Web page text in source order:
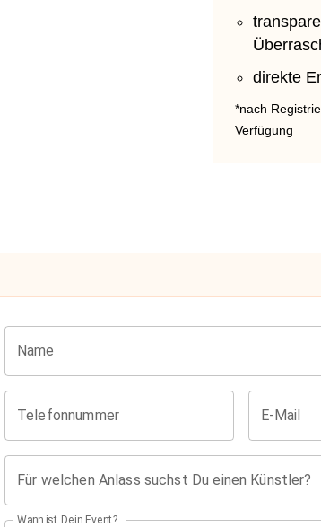
direkte
*nach
Verfügung
Name
Telefonnummer E-Mail
Für welchen Anlass suchst Du einen Künstler?
Wann ist Dein Event?